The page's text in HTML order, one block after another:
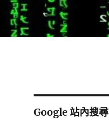
Google 站內搜尋